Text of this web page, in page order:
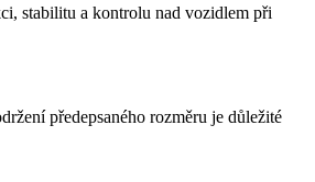
stabilitu a kontrolu nad vozidlem při
předepsaného rozměru je důležité